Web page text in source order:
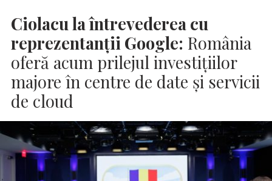
Ciolacu la întrevederea cu
reprezentanţii Google: România
oferă acum prilejul investiţiilor
majore în centre de date şi servicii
de cloud